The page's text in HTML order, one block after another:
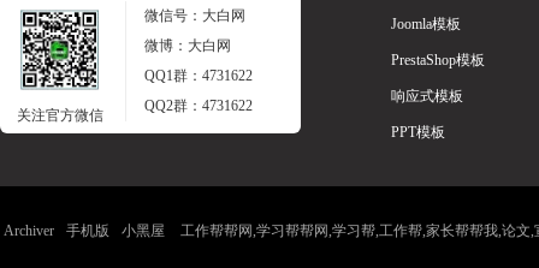
关注官方微信
微信号：大白网
微博：大白网
QQ1群：4731622
QQ2群：4731622
Joomla模板
PrestaShop模板
响应式模板
PPT模板
Archiver 手机版 小黑屋 工作帮帮网,学习帮帮网,学习帮,工作帮,家长帮帮我,论